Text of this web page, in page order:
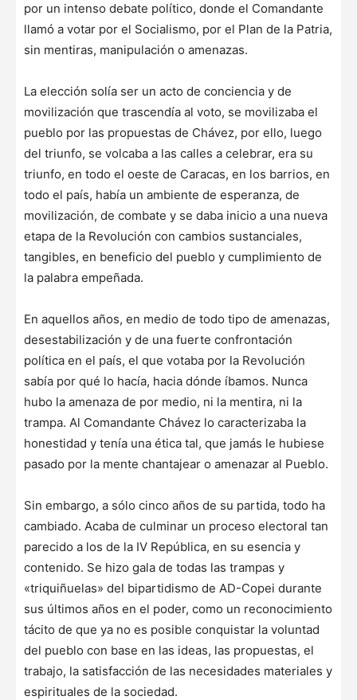
por un intenso debate político, donde el Comandante
llamó a votar por el Socialismo, por el Plan de la Patria,
sin mentiras, manipulación o amenazas.
La elección solía ser un acto de conciencia y de
movilización que trascendía al voto, se movilizaba el
pueblo por las propuestas de Chávez, por ello, luego
del triunfo, se volcaba a las calles a celebrar, era su
triunfo, en todo el oeste de Caracas, en los barrios, en
todo el país, había un ambiente de esperanza, de
movilización, de combate y se daba inicio a una nueva
etapa de la Revolución con cambios sustanciales,
tangibles, en beneficio del pueblo y cumplimiento de
la palabra empeñada.
En aquellos años, en medio de todo tipo de amenazas,
desestabilización y de una fuerte confrontación
política en el país, el que votaba por la Revolución
sabía por qué lo hacía, hacia dónde íbamos. Nunca
hubo la amenaza de por medio, ni la mentira, ni la
trampa. Al Comandante Chávez lo caracterizaba la
honestidad y tenía una ética tal, que jamás le hubiese
pasado por la mente chantajear o amenazar al Pueblo.
Sin embargo, a sólo cinco años de su partida, todo ha
cambiado. Acaba de culminar un proceso electoral tan
parecido a los de la IV República, en su esencia y
contenido. Se hizo gala de todas las trampas y
«triquiñuelas» del bipartidismo de AD-Copei durante
sus últimos años en el poder, como un reconocimiento
tácito de que ya no es posible conquistar la voluntad
del pueblo con base en las ideas, las propuestas, el
trabajo, la satisfacción de las necesidades materiales y
espirituales de la sociedad.